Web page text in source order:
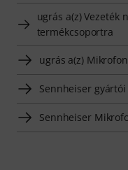
ugrás a(z) Vezeték
termékcsoportra
ugrás a(z)
Sennheiser
Sennheiser